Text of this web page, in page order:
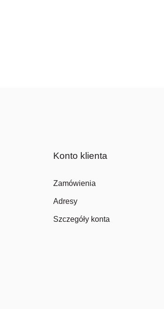
Konto klienta
Zamówienia
Adresy
Szczegóły konta